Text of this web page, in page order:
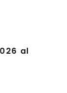
al